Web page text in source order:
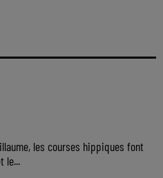
les courses hippiques font
le...